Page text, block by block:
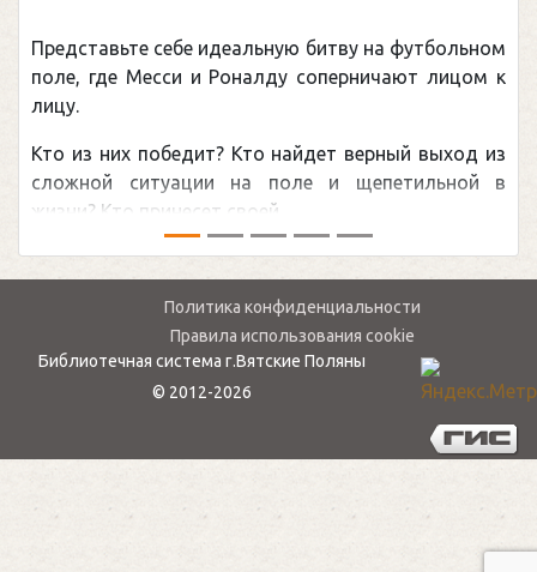
Представьте себе идеальную битву на футбольном
поле, где Месси и Роналду соперничают лицом к
лицу.
Кто из них победит? Кто найдет верный выход из
сложной ситуации на поле и щепетильной в
жизни? Кто принесет своей ...
Политика конфиденциальности
Правила использования cookie
Библиотечная система г.Вятские Поляны
© 2012-2026